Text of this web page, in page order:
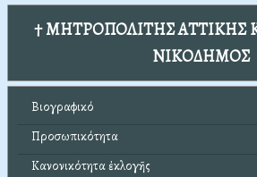
† ΜΗΤΡΟΠΟΛΙΤΗΣ ΑΤΤΙΚΗΣ
ΝΙΚΟΔΗΜΟΣ
Βιογραφικό
Προσωπικότητα
Κανονικότητα ἐκλογῆς